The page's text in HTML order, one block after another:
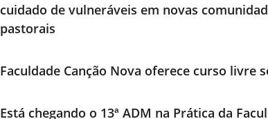
cuidado de vulneráveis em novas
pastorais
Faculdade Canção Nova oferece curso livre
Está chegando o 13ª ADM na Prática da